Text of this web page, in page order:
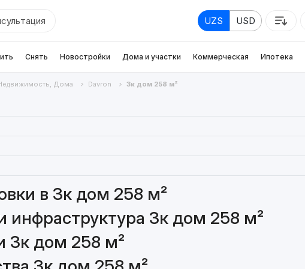
UZS USD
Снять Новостройки Дома и участки Коммерческая Ипотека
Дома Davron 3к дом 258 м²
в 3к дом 258 м²
инфраструктура 3к дом 258 м²
3к дом 258 м²